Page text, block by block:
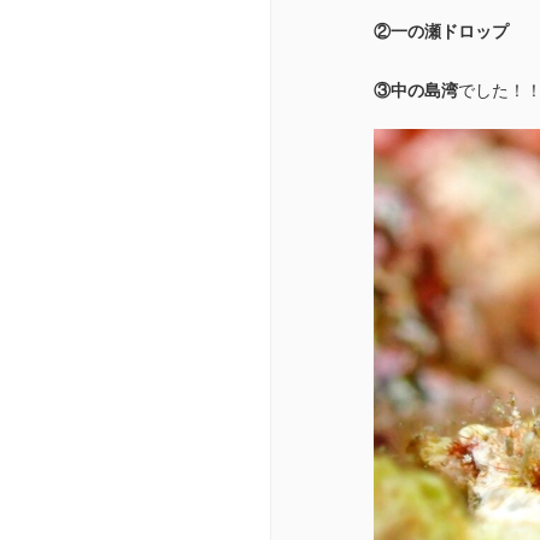
②一の瀬ドロップ
③中の島湾でした！